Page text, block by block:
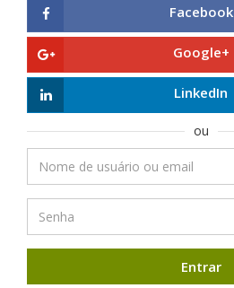
Facebook
Google+
LinkedIn
ou
Entrar